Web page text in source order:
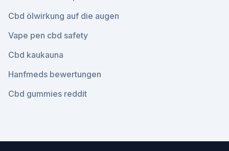
Cbd ölwirkung auf die augen
Vape pen cbd safety
Cbd kaukauna
Hanfmeds bewertungen
Cbd gummies reddit